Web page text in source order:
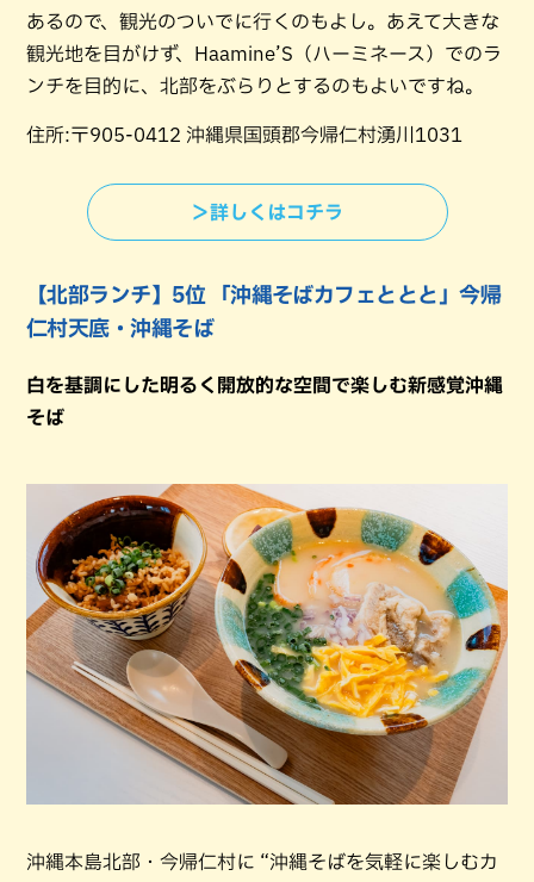
あるので、観光のついでに行くのもよし。あえて大きな
観光地を目がけず、Haamine’S（ハーミネース）でのラ
ンチを目的に、北部をぶらりとするのもよいですね。
住所:〒905-0412 沖縄県国頭郡今帰仁村湧川1031
＞詳しくはコチラ
【北部ランチ】5位 「沖縄そばカフェととと」今帰
仁村天底・沖縄そば
白を基調にした明るく開放的な空間で楽しむ新感覚沖縄
そば
沖縄本島北部・今帰仁村に “沖縄そばを気軽に楽しむカ